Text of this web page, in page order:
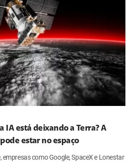
IA está deixando a Terra? A
estar no espaço
empresas como Google, SpaceX e Lonestar